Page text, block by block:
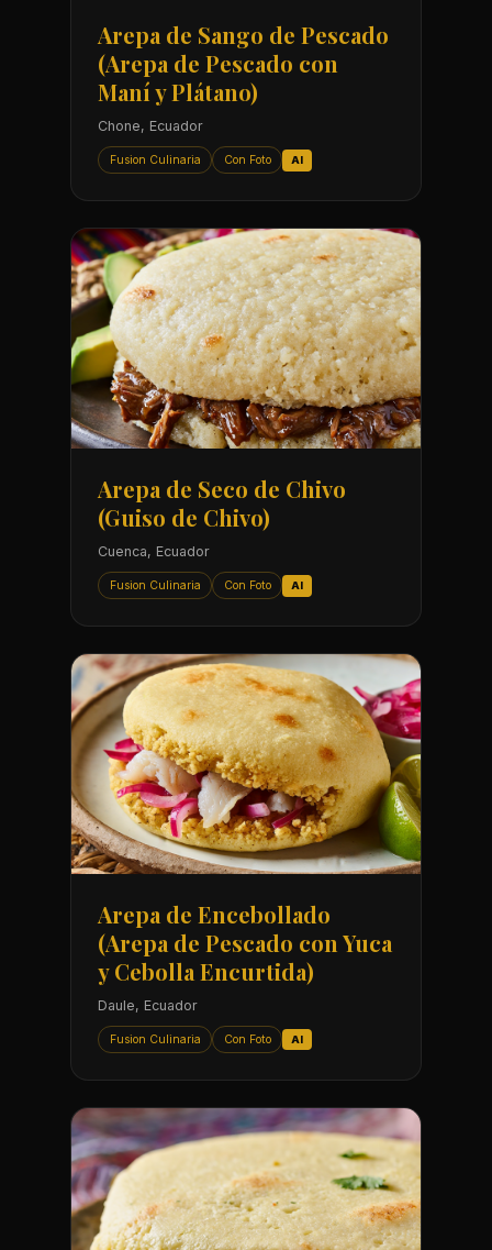
Arepa de Sango de Pescado
(Arepa de Pescado con
Maní y Plátano)
Chone, Ecuador
Fusion Culinaria Con Foto AI
Arepa de Seco de Chivo
(Guiso de Chivo)
Cuenca, Ecuador
Fusion Culinaria Con Foto AI
Arepa de Encebollado
(Arepa de Pescado con Yuca
y Cebolla Encurtida)
Daule, Ecuador
Fusion Culinaria Con Foto AI